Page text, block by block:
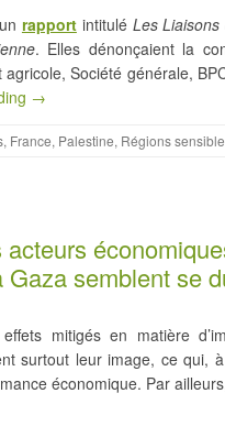
rapportintitulé Les
. Elles dénonçaient la
Société générale,
→
, France, Palestine, Régions
Gaza semblent se
mitigés en matière
surtout leur image, ce qui,
économique. Par